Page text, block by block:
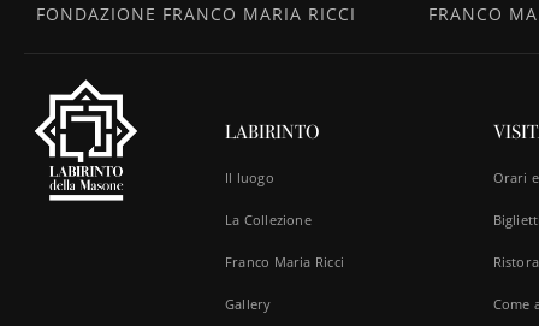
FONDAZIONE FRANCO MARIA RICCI FRANCO
LABIRINTO
Il luogo
La Collezione
Franco Maria Ricci
Gallery
Orari
Biglietti
Come